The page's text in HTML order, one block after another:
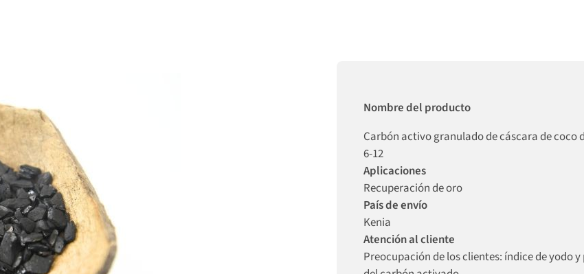
Nombre del producto
Carbón activo granulado de cáscara de coco
6-12
Aplicaciones
Recuperación de oro
País de envío
Kenia
Atención al cliente
Preocupación de los clientes: índice de yodo y